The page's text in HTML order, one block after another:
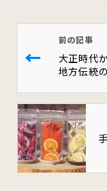
←
前の記事
大正時代
地方伝統